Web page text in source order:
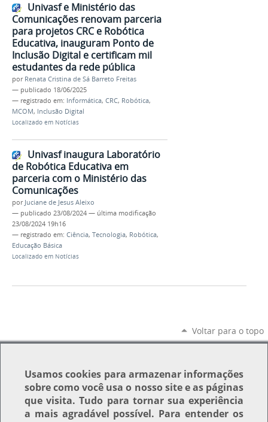
Univasf e Ministério das
Comunicações renovam parceria
para projetos CRC e Robótica
Educativa, inauguram Ponto de
Inclusão Digital e certificam mil
estudantes da rede pública
por Renata Cristina de Sá Barreto Freitas
— publicado 18/06/2025
— registrado em: Informática, CRC, Robótica,
MCOM, Inclusão Digital
Localizado em Notícias
Univasf inaugura Laboratório
de Robótica Educativa em
parceria com o Ministério das
Comunicações
por Juciane de Jesus Aleixo
— publicado 23/08/2024 — última modificação
23/08/2024 19h16
— registrado em: Ciência, Tecnologia, Robótica,
Educação Básica
Localizado em Notícias
Voltar para o topo
Usamoscookies para armazenar informações
sobre como você usa o nosso site e as páginas
que visita. Tudo para tornar sua experiência
a mais agradável possível. Para entender os